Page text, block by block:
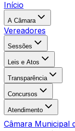
Início
A Câmara
Vereadores
Sessões
Leis e Atos
Transparência
Concursos
Atendimento
Câmara Municipal